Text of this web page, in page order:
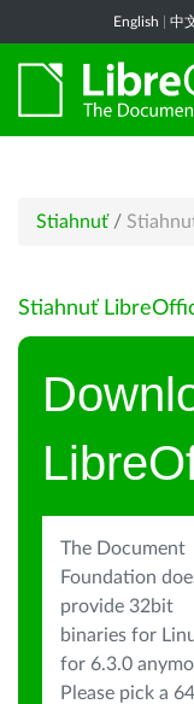
English 中
Stiahnuť /
Stiahnuť
The Document
Foundation
provide 32bit
binaries for
for 6.3.0
Please pick a